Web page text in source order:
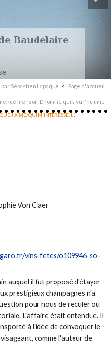
Baudelaire
Sébastien Lapaque Page d'accueil
hier soir:L'homme qui a vu l'homme
QUE J'AIME/QUI M'INTERESSE,LE
Von Claer
vins-fetes/o109946-so-
auquel il fut proposé d'étayer
prestigieux champagnes n'a
pour nous de reculer ou
L'affaire était entendue. Il
à l'idée de convoquer le
comme l'auteur de